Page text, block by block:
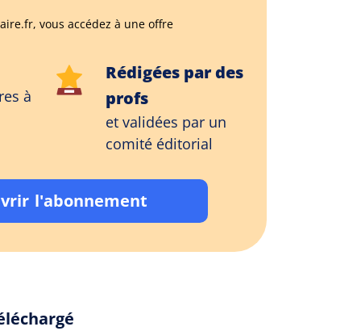
vous accédez à une offre
à
Rédigées par des
profs
et validées par un
comité éditorial
l'abonnement